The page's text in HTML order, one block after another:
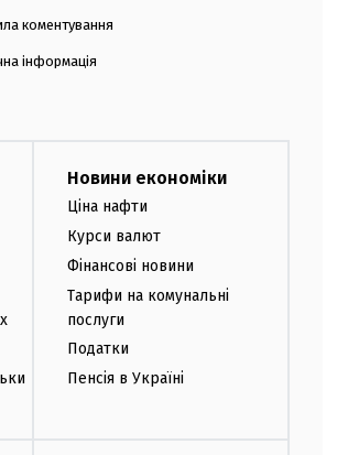
коментування
інформація
Новини економіки
Ціна нафти
Курси валют
Фінансові новини
Тарифи на комунальні
послуги
Податки
Пенсія в Україні